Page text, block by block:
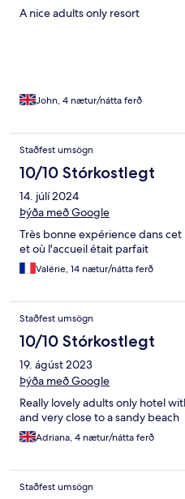
A nice adults only resort
John, 4 nætur/nátta ferð
Staðfest umsögn
10/10 Stórkostlegt
14. júlí 2024
Þýða með Google
Très bonne expérience dans
et où l'accueil était parfait
Valérie, 14 nætur/nátta ferð
Staðfest umsögn
10/10 Stórkostlegt
19. ágúst 2023
Þýða með Google
Really lovely adults only hotel
and very close to a sandy beach
Adriana, 4 nætur/nátta ferð
Staðfest umsögn